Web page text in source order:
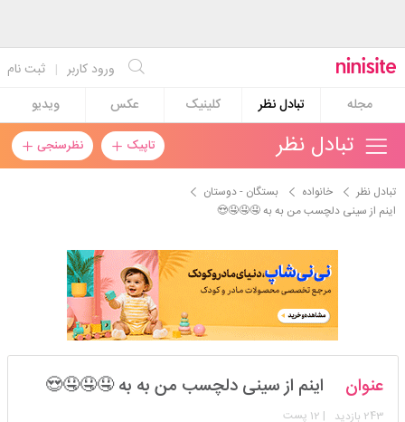
ثبت نام | ورود کاربر
مجله
تبادل نظر کلینیک عکس ویدیو
تاپیک نظرسنجی تبادل نظر
تبادل نظر خانواده
بستگان - دوستان
اینم از سینی دلچسب من به به 🤤🤤🤤😍
محمدجوادقندی عنوان اینم از سینی دلچسب من به به 🤤🤤🤤😍
243 بازدید | 12 پست